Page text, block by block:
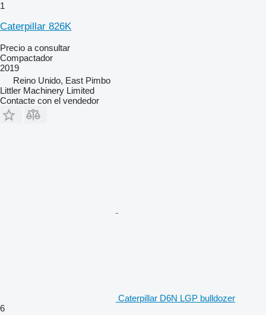
1
Caterpillar 826K
Precio a consultar
Compactador
2019
Reino Unido, East Pimbo
Littler Machinery Limited
Contacte con el vendedor
Caterpillar D6N LGP bulldozer
6